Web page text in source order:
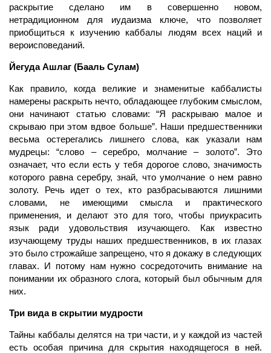
раскрытие сделано им в совершенно новом,
нетрадиционном для иудаизма ключе, что позволяет
приобщиться к изучению каббалы людям всех наций и
вероисповеданий.
Йегуда Ашлаг (Бааль Сулам)
Как правило, когда великие и знаменитые каббалисты
намерены раскрыть нечто, обладающее глубоким смыслом,
они начинают статью словами: “Я раскрываю малое и
скрываю при этом вдвое больше”. Наши предшественники
весьма остерегались лишнего слова, как указали нам
мудрецы: “слово – серебро, молчание – золото”. Это
означает, что если есть у тебя дорогое слово, значимость
которого равна серебру, знай, что умолчание о нем равно
золоту. Речь идет о тех, кто разбрасываются лишними
словами, не имеющими смысла и практического
применения, и делают это для того, чтобы приукрасить
язык ради удовольствия изучающего. Как известно
изучающему труды наших предшественников, в их глазах
это было строжайше запрещено, что я докажу в следующих
главах. И потому нам нужно сосредоточить внимание на
понимании их образного слога, который был обычным для
них.
Три вида в скрытии мудрости
Тайны каббалы делятся на три части, и у каждой из частей
есть особая причина для скрытия находящегося в ней.